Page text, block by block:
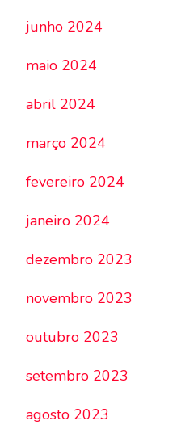
junho 2024
maio 2024
abril 2024
março 2024
fevereiro 2024
janeiro 2024
dezembro 2023
novembro 2023
outubro 2023
setembro 2023
agosto 2023